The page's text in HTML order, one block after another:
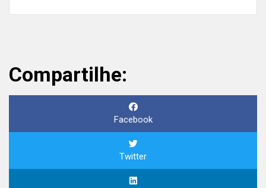
Compartilhe:
Facebook
Twitter